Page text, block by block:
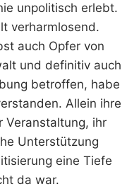
unpolitisch erlebt.
verharmlosend.
auch Opfer von
und definitiv auch
betroffen, habe
Allein ihre
Veranstaltung, ihr
Unterstützung
eine Tiefe
da war.